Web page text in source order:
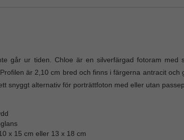
går ur tiden. Chloe är en silverfärgad fotoram med
är 2,10 cm bred och finns i färgerna antracit och
snyggt alternativ för porträttfoton med eller utan
x 15 cm eller 13 x 18 cm